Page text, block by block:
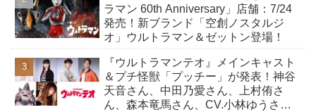
ラマン 60th Anniversary」店舗：7/24
発売！新ブランド「空創ノスタルジ
オ」ウルトラマン＆ゼットン登場！
『ウルトラマンテオ』メインキャスト
＆プチ怪獣「プッチー」が発表！神谷
天音さん、中田乃愛さん、上村侑さ
ん、森本竜馬さん、CV.小林ゆうさ